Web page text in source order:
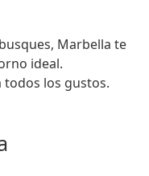
ideal.
todos los gustos.